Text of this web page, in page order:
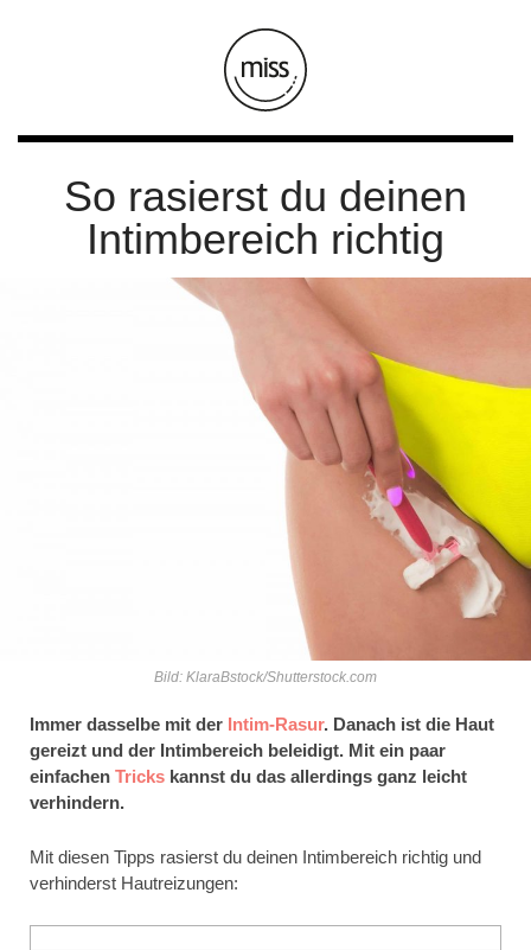
So rasierst du deinen
Intimbereich richtig
Bild: KlaraBstock/Shutterstock.com
Immer dasselbe mit der Intim-Rasur. Danach ist die Haut
gereizt und der Intimbereich beleidigt. Mit ein paar
einfachen Tricks kannst du das allerdings ganz leicht
verhindern.
Mit diesen Tipps rasierst du deinen Intimbereich richtig und
verhinderst Hautreizungen: